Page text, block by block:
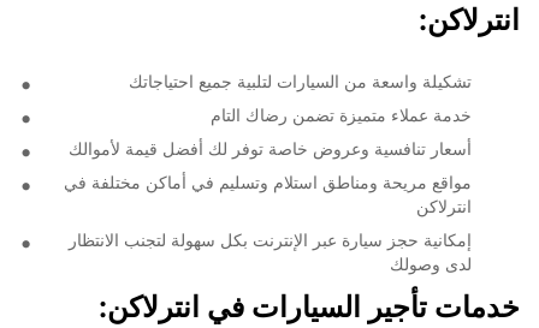
انترلاكن:
تشكيلة واسعة من السيارات لتلبية جميع احتياجاتك
خدمة عملاء متميزة تضمن رضاك التام
أسعار تنافسية وعروض خاصة توفر لك أفضل قيمة لأموالك
مواقع مريحة ومناطق استلام وتسليم في أماكن مختلفة في
انترلاكن
إمكانية حجز سيارة عبر الإنترنت بكل سهولة لتجنب الانتظار
لدى وصولك
خدمات تأجير السيارات في انترلاكن: